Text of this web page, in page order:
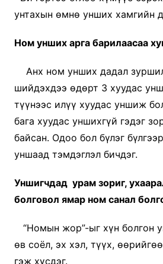
унтахын өмнө унших хамгийн
Ном унших арга барилаасаа
Анх ном унших дадал
шийдэхдээ өдөрт 3 хуудас
түүнээс илүү хуудас уншиж
бага хуудас уншихгүй гэдэг
байсан. Одоо бол бүлэг
уншаад тэмдэглэл бичдэг.
Уншигчдад урам зориг,
болговол ямар ном санал
“Номын жор”-ыг хүн болгон
өв соёл, эх хэл, түүх,
гэж хүсдэг.